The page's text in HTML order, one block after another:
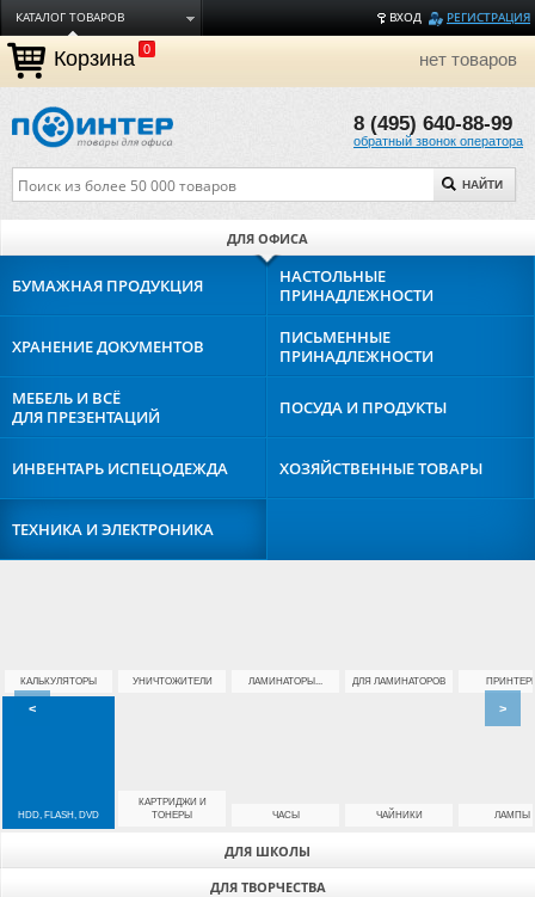
ВХОД РЕГИСТРАЦИЯ
КАТАЛОГ ТОВАРОВ
ДОСТАВКА
ОПЛАТА
ТОРГОВЫЕ МАРКИ
О КОМПАНИИ
Корзина 0 нет товаров
8 (495) 640-88-99
обратный звонок оператора
НАЙТИ
ДЛЯ ОФИСА
ДЛЯ ШКОЛЫ
ДЛЯ ТВОРЧЕСТВА
БУМАЖНАЯ ПРОДУКЦИЯ
НАСТОЛЬНЫЕ
ПРИНАДЛЕЖНОСТИ
ХРАНЕНИЕДОКУМЕНТОВ
ПИСЬМЕННЫЕ
ПРИНАДЛЕЖНОСТИ
МЕБЕЛЬ И ВСЁ
ДЛЯ ПРЕЗЕНТАЦИЙ
ПОСУДА И ПРОДУКТЫ
ИНВЕНТАРЬ ИСПЕЦОДЕЖДА ХОЗЯЙСТВЕННЫЕТОВАРЫ
ТЕХНИКА ИЭЛЕКТРОНИКА
КАЛЬКУЛЯТОРЫ УНИЧТОЖИТЕЛИ ЛАМИНАТОРЫ... ДЛЯ ЛАМИНАТОРОВ
HDD, FLASH, DVD
КАРТРИДЖИ И
ТОНЕРЫ
ЧАСЫ ЧАЙНИКИ ЛАМПЫ
< >